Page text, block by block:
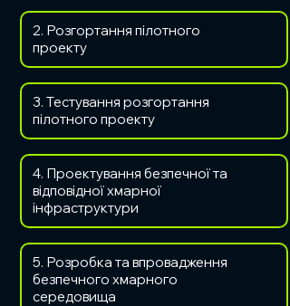
​2. Розгортання пілотного
проекту
​3. Тестування розгортання
пілотного проекту
​4. Проектування безпечної та
відповідної хмарної
інфраструктури
5. Розробка та впровадження
безпечного хмарного
середовища